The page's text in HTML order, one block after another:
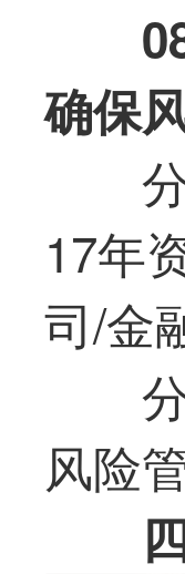
确保
17年
司/金
风险